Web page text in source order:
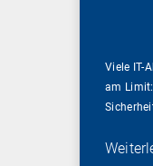
Viele IT-
am